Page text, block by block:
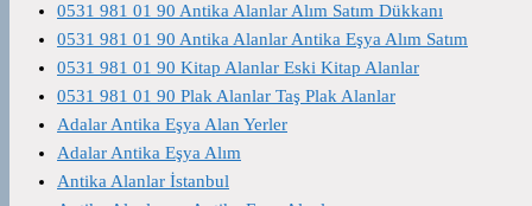
0531 981 01 90 Antika Alanlar Alım Satım Dükkanı
0531 981 01 90 Antika Alanlar Antika Eşya Alım Satım
0531 981 01 90 Kitap Alanlar Eski Kitap Alanlar
0531 981 01 90 Plak Alanlar Taş Plak Alanlar
Adalar Antika Eşya Alan Yerler
Adalar Antika Eşya Alım
Antika Alanlar İstanbul